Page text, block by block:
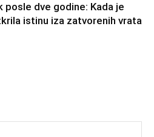
posle dve godine: Kada je
istinu iza zatvorenih vrata